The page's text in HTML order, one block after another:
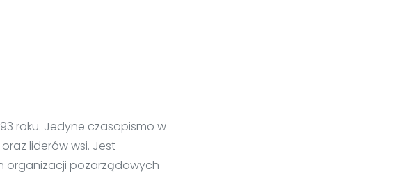
roku. Jedyne czasopismo w
liderów wsi. Jest
organizacji pozarządowych